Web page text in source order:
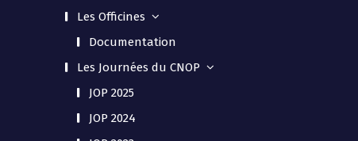
Les Officines
Documentation
Les Journées du CNOP
JOP 2025
JOP 2024